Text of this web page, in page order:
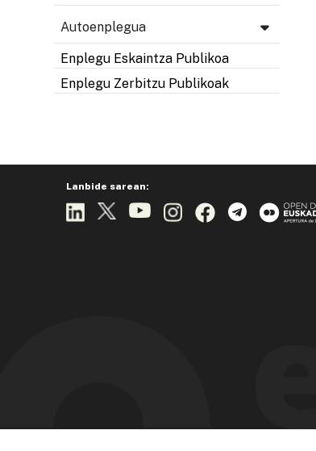
Autoenplegua
Enplegu Eskaintza Publikoa
Enplegu Zerbitzu Publikoak
Lanbide sarean: